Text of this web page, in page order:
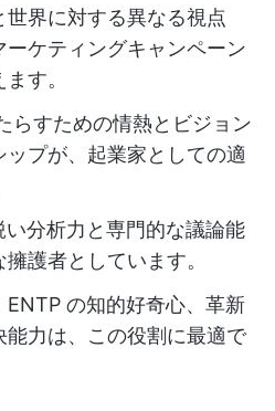
界に対する異なる視点
ケティングキャンペーン
す。
らすための情熱とビジョン
ップが、起業家としての適
い分析力と専門的な議論能
護者としています。
ENTP の知的好奇心、革新
力は、この役割に最適で